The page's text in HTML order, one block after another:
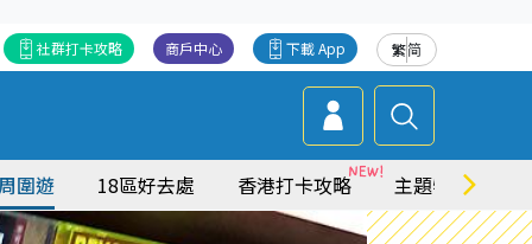
繁简
下載 App
商戶中心
社群打卡攻略
圍遊 18區好去處 香港打卡攻略 主題特集